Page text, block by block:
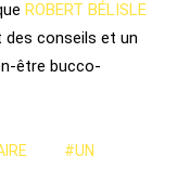
ROBERT BÉLISLE
conseils et un
être bucco-
#UN